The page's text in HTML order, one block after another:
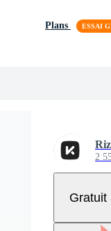
Plans
2
Gratuit